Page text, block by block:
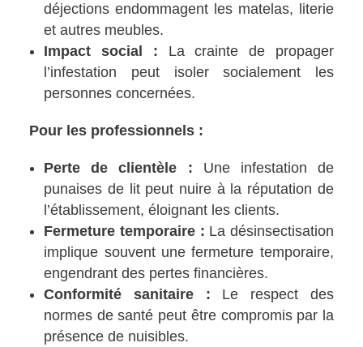
déjections endommagent les matelas, literie
et autres meubles.
Impact social : La crainte de propager
l’infestation peut isoler socialement les
personnes concernées.
Pour les professionnels :
Perte de clientèle : Une infestation de
punaises de lit peut nuire à la réputation de
l’établissement, éloignant les clients.
Fermeture temporaire : La désinsectisation
implique souvent une fermeture temporaire,
engendrant des pertes financières.
Conformité sanitaire : Le respect des
normes de santé peut être compromis par la
présence de nuisibles.